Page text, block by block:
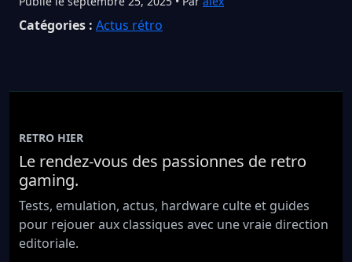
Catégories : Actus rétro
RETRO HIER
Le rendez-vous des passionnes de retro
gaming.
Tests, emulation, actus, hardware culte et guides
pour rejouer aux classiques avec une vraie direction
editoriale.